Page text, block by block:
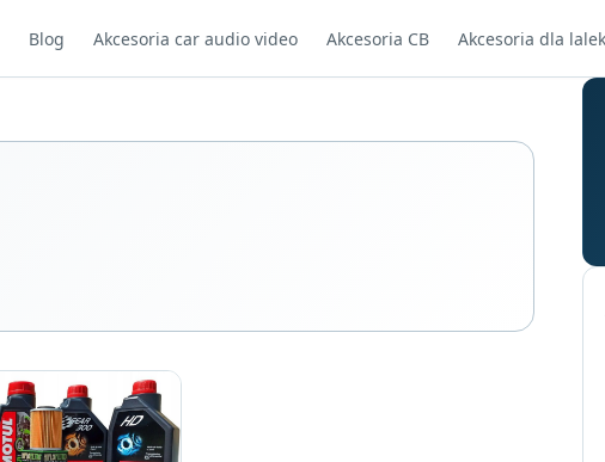
Blog Akcesoria car audio video Akcesoria CB Akcesoria dla lalek